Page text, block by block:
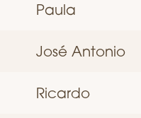
Paula
José Antonio
Ricardo